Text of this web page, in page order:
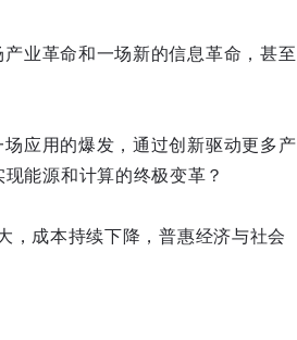
业革命和一场新的信息革命，甚至
应用的爆发，通过创新驱动更多产
能源和计算的终极变革？
，成本持续下降，普惠经济与社会